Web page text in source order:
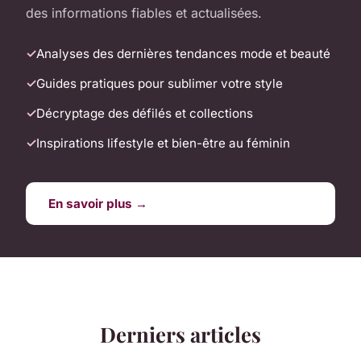
des informations fiables et actualisées.
Analyses des dernières tendances mode et beauté
Guides pratiques pour sublimer votre style
Décryptage des défilés et collections
Inspirations lifestyle et bien-être au féminin
En savoir plus →
Derniers articles